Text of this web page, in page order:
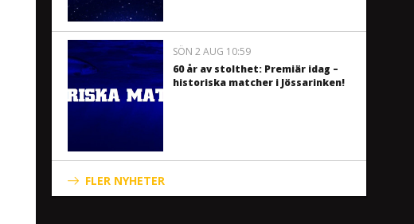
SÖN 2 AUG 10:59
60 år av stolthet: Premiär idag –
historiska matcher i Jössarinken!
FLER NYHETER